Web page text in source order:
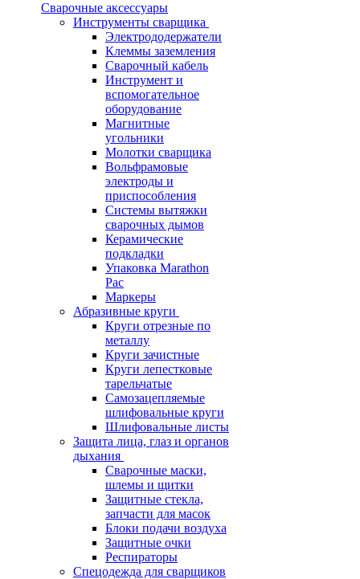
Сварочные аксессуары
Инструменты сварщика
Электрододержатели
Клеммы заземления
Сварочный кабель
Инструмент и
вспомогательное
оборудование
Магнитные
угольники
Молотки сварщика
Вольфрамовые
электроды и
приспособления
Системы вытяжки
сварочных дымов
Керамические
подкладки
Упаковка Marathon
Pac
Маркеры
Абразивные круги
Круги отрезные по
металлу
Круги зачистные
Круги лепестковые
тарельчатые
Самозацепляемые
шлифовальные круги
Шлифовальные листы
Защита лица, глаз и органов
дыхания
Сварочные маски,
шлемы и щитки
Защитные стекла,
запчасти для масок
Блоки подачи воздуха
Защитные очки
Респираторы
Спецодежда для сварщиков